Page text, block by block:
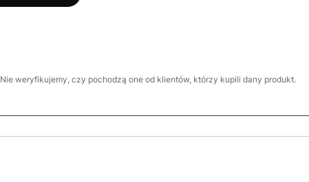
weryfikujemy, czy pochodzą one od klientów, którzy kupili dany produkt.